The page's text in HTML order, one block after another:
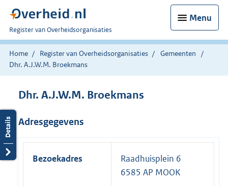
Menu
U
bent
nu
hier:
Register van Overheidsorganisaties
Home Register van Overheidsorganisaties
Gemeenten
Dhr. A.J.W.M. Broekmans
Dhr. A.J.W.M. Broekmans
Adresgegevens
Bezoekadres
Raadhuisplein 6
6585 AP MOOK